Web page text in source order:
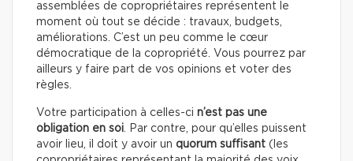
assemblées de copropriétaires représentent le
moment où tout se décide : travaux, budgets,
améliorations. C’est un peu comme le cœur
démocratique de la copropriété. Vous pourrez par
ailleurs y faire part de vos opinions et voter des
règles.
Votre participation à celles-ci n’est pas une
obligation en soi. Par contre, pour qu’elles puissent
avoir lieu, il doit y avoir un quorum suffisant (les